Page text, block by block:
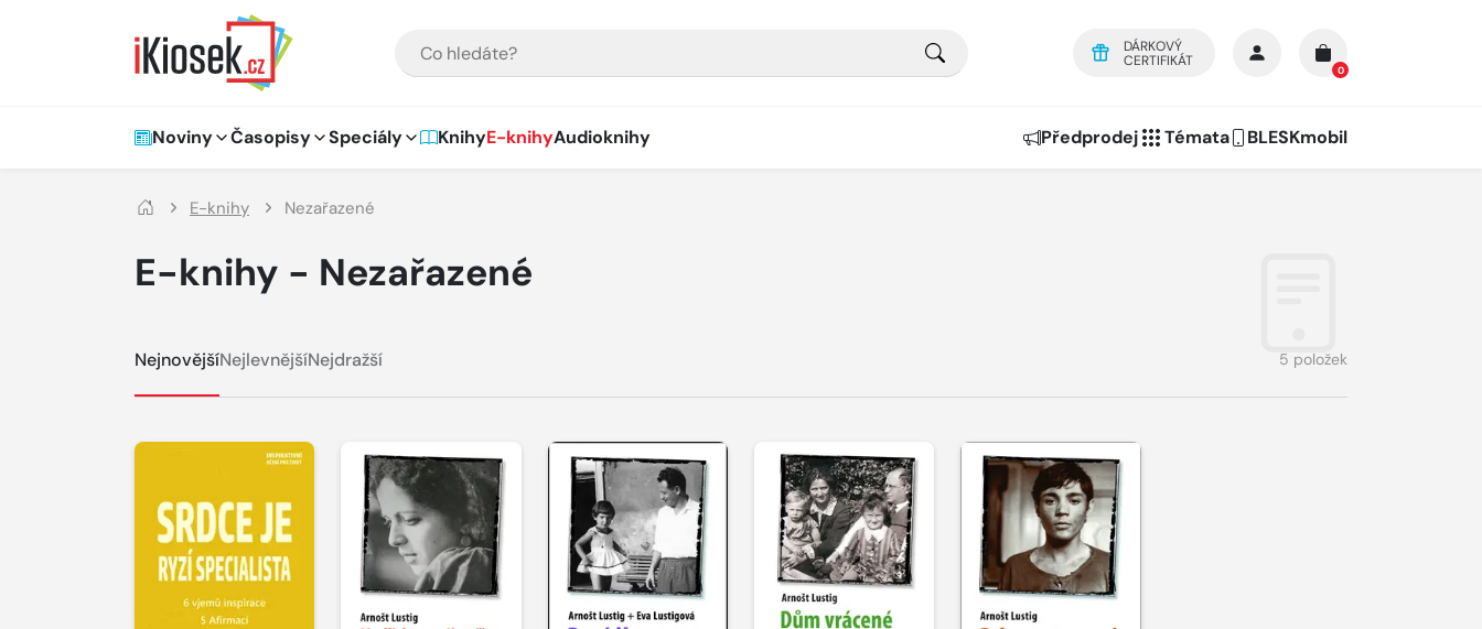
DÁRKOVÝ
CERTIFIKÁT
0
Hlavní navigace
Noviny Časopisy Speciály KnihyE-knihyAudioknihy Předprodej Témata BLESKmobil
E-knihy Nezařazené
E-knihy - Nezařazené
NejnovějšíNejlevnějšíNejdražší 5 položek